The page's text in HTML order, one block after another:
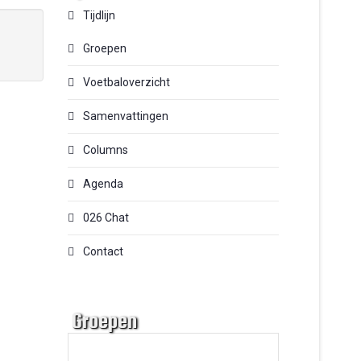
Tijdlijn
Groepen
Voetbaloverzicht
Samenvattingen
Columns
Agenda
026 Chat
Contact
Groepen